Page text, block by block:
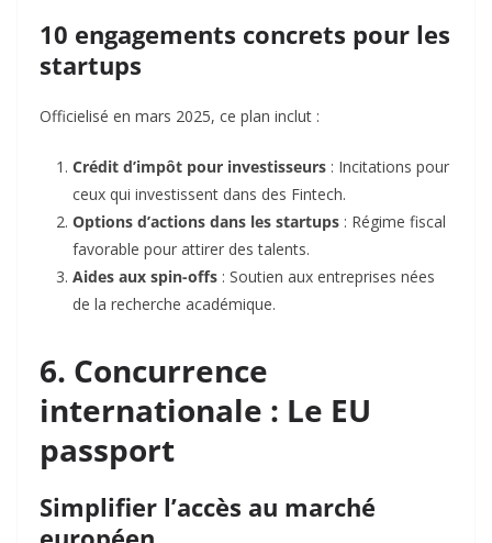
10 engagements concrets pour les
startups
Officielisé en mars 2025, ce plan inclut :
Crédit d’impôt pour investisseurs : Incitations pour
ceux qui investissent dans des Fintech.
Options d’actions dans les startups : Régime fiscal
favorable pour attirer des talents.
Aides aux spin-offs : Soutien aux entreprises nées
de la recherche académique.
6. Concurrence
internationale : Le EU
passport
Simplifier l’accès au marché